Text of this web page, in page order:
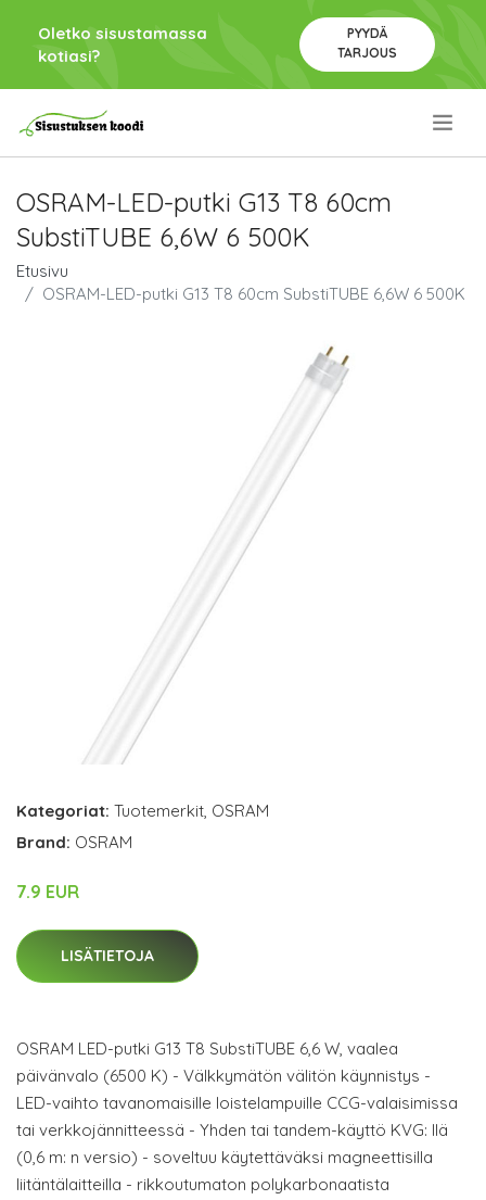
Oletko sisustamassa
kotiasi?
PYYDÄ
TARJOUS
OSRAM-LED-putki G13 T8 60cm
SubstiTUBE 6,6W 6 500K
Etusivu
OSRAM-LED-putki G13 T8 60cm SubstiTUBE 6,6W 6 500K
Kategoriat: Tuotemerkit, OSRAM
Brand: OSRAM
7.9 EUR
LISÄTIETOJA
OSRAM LED-putki G13 T8 SubstiTUBE 6,6 W, vaalea
päivänvalo (6500 K) - Välkkymätön välitön käynnistys -
LED-vaihto tavanomaisille loistelampuille CCG-valaisimissa
tai verkkojännitteessä - Yhden tai tandem-käyttö KVG: llä
(0,6 m: n versio) - soveltuu käytettäväksi magneettisilla
liitäntälaitteilla - rikkoutumaton polykarbonaatista